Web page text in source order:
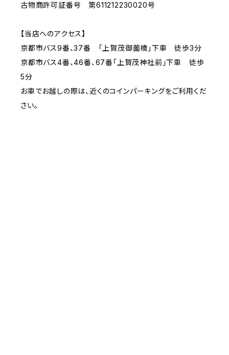
古物商許可証番号 第611212230020号
【当店へのアクセス】
京都市バス9番、37番 「上賀茂御薗橋」下車 徒歩3分
京都市バス4番、46番、67番「上賀茂神社前」下車 徒歩
5分
お車でお越しの際は、近くのコインパーキングをご利用くだ
さい。